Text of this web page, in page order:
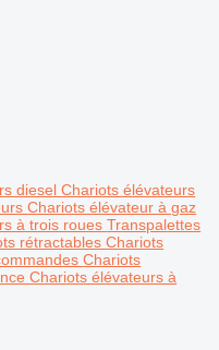
dieselChariots élévateurs
Chariots élévateur à gaz
à trois rouesTranspalettes
rétractablesChariots
Chariots
Chariots élévateurs à